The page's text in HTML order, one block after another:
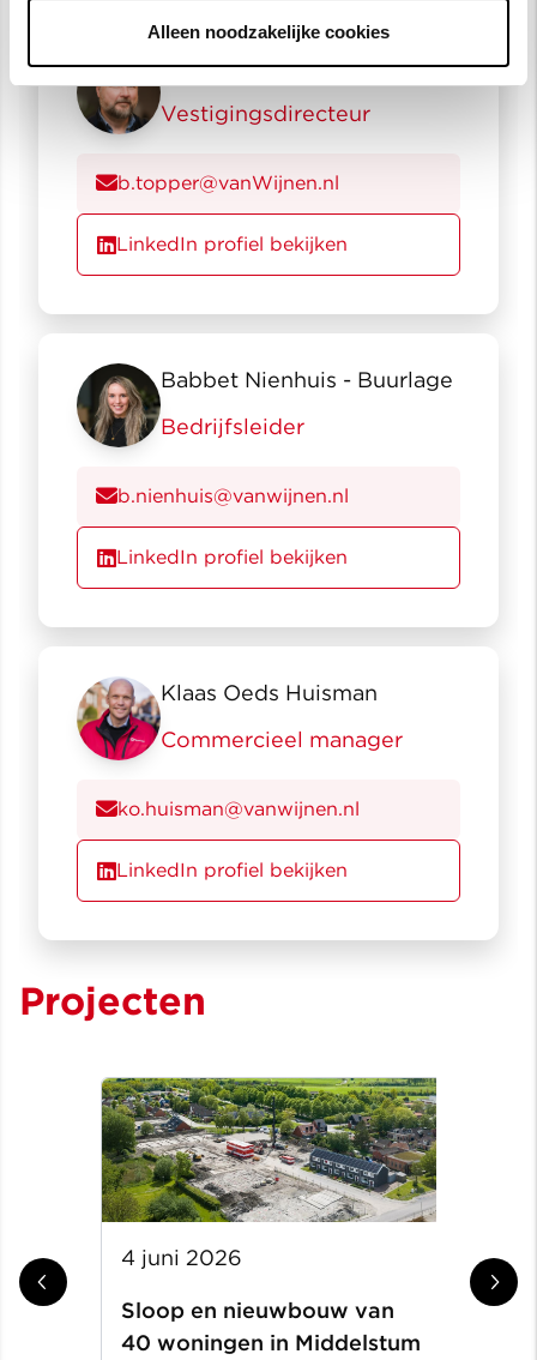
Alleen noodzakelijke cookies
Balster Topper
Vestigingsdirecteur
b.topper@vanWijnen.nl
LinkedIn profiel bekijken
Babbet Nienhuis - Buurlage
Bedrijfsleider
b.nienhuis@vanwijnen.nl
LinkedIn profiel bekijken
Klaas Oeds Huisman
Commercieel manager
ko.huisman@vanwijnen.nl
LinkedIn profiel bekijken
Projecten
4 juni 2026
Sloop en nieuwbouw van
40 woningen in Middelstum
29